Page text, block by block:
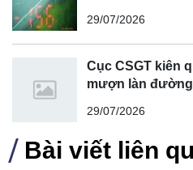
29/07/2026
Cục CSGT kiên
mượn làn
29/07/2026
Bài viết liên